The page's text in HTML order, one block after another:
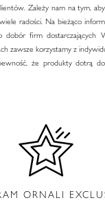
Zależy nam na tym,
radości. Na bieżąco
dobór firm dostarczających
zawsze korzystamy z
że produkty dotrą
ORNALI